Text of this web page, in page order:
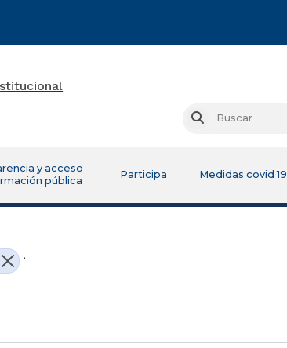
Buscar
y acceso
pública
Participa Medidas covid 19
.